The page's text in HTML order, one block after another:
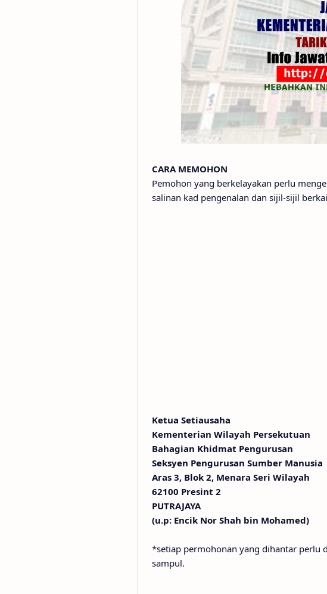
CARA MEMOHON
Pemohon yang berkelayakan perlu
salinan kad pengenalan dan sijil-sijil
Ketua Setiausaha
Kementerian Wilayah Persekutuan
Bahagian Khidmat Pengurusan
Seksyen Pengurusan Sumber Manusia
Aras 3, Blok 2, Menara Seri Wilayah
62100 Presint 2
PUTRAJAYA
(u.p: Encik Nor Shah bin Mohamed)
*setiap permohonan yang dihantar perlu
sampul.